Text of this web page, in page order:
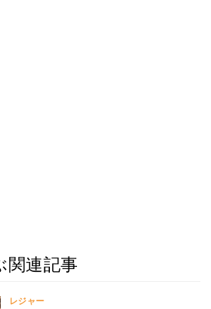
関連記事
レジャー